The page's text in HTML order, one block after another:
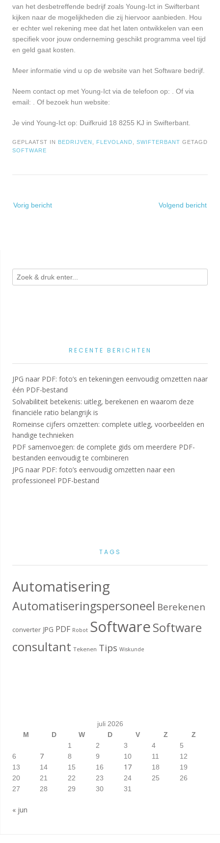
van het desbetreffende bedrijf zoals Young-Ict in Swifterbant
kijken naar de mogelijkheden die zij hiervoor aanbieden. Hou
er echter wel rekening mee dat het laten ontwikkelen van een
specifiek voor jouw onderneming geschikt programma veel tijd
en geld gaat kosten.
Meer informatie vind u op de website van het Software bedrijf.
Neem contact op met Young-Ict via de telefoon op: . Of via
email:
. Of bezoek hun website:
Je vind Young-Ict op: Duifkruid 18 8255 KJ in Swifterbant.
GEPLAATST IN BEDRIJVEN FLEVOLAND SWIFTERBANT GETAGD
SOFTWARE
navigatie
Vorig bericht Volgend bericht
RECENTE BERICHTEN
JPG naar PDF: foto’s en tekeningen eenvoudig omzetten naar
één PDF-bestand
Solvabiliteit betekenis: uitleg, berekenen en waarom deze
financiële ratio belangrijk is
Romeinse cijfers omzetten: complete uitleg, voorbeelden en
handige technieken
PDF samenvoegen: de complete gids om meerdere PDF-
bestanden eenvoudig te combineren
JPG naar PDF: foto’s eenvoudig omzetten naar een
professioneel PDF-bestand
TAGS
Automatisering
Automatiseringspersoneel Berekenen
converter JPG PDF Robot SoftwareSoftware
consultant Tekenen Tips Wiskunde
juli 2026
M
D W D V Z
Z
1
2 3 4
5
6
7 8 9 10 11
12
13
14 15 16 17 18
19
20
21 22 23 24 25
26
27
28 29 30 31
« jun